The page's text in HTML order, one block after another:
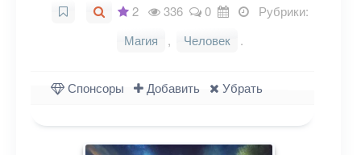
2 336 0
Рубрики:
Магия
, Человек .
Спонсоры Добавить Убрать